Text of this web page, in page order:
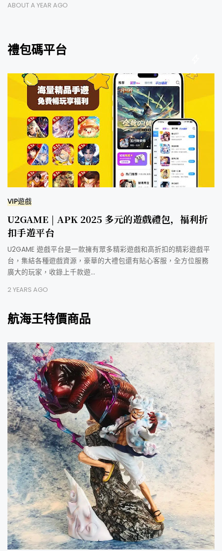
ABOUT A YEAR AGO
禮包碼平台
VIP遊戲
U2GAME | APK 2025 多元的遊戲禮包，福利折
扣手遊平台
U2GAME 遊戲平台是一款擁有眾多精彩遊戲和高折扣的精彩遊戲平
台，集結各種遊戲資源，豪華的大禮包還有貼心客服，全方位服務
廣大的玩家，收錄上千款遊…
2 YEARS AGO
航海王特價商品